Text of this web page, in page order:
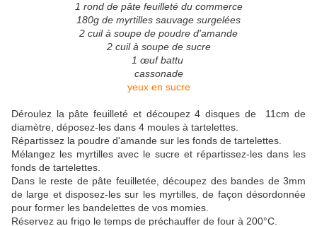
1 rond de pâte feuilleté du commerce
180g de myrtilles sauvage surgelées
2 cuil à soupe de poudre d'amande
2 cuil à soupe de sucre
1 œuf battu
cassonade
yeux en sucre
Déroulez la pâte feuilleté et découpez 4 disques de 11cm de
diamètre, déposez-les dans 4 moules à tartelettes.
Répartissez la poudre d'amande sur les fonds de tartelettes.
Mélangez les myrtilles avec le sucre et répartissez-les dans les
fonds de tartelettes.
Dans le reste de pâte feuilletée, découpez des bandes de 3mm
de large et disposez-les sur les myrtilles, de façon désordonnée
pour former les bandelettes de vos momies.
Réservez au frigo le temps de préchauffer de four à 200°C.